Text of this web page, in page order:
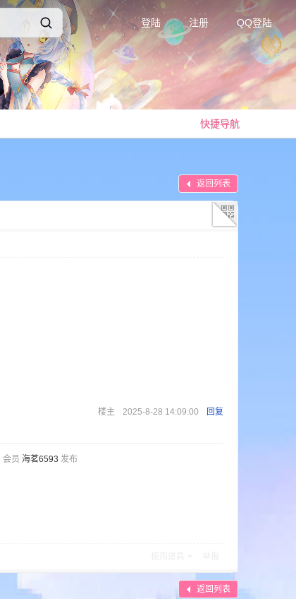
登陆 注册 QQ登陆
快捷导航
返回列表
楼主 2025-8-28 14:09:00 回复
会员 海茗6593 发布
返回列表